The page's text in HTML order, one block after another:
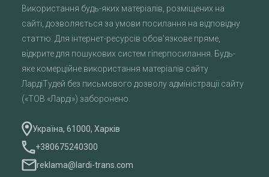
Використання будь-яких матеріалів, розміщених на
сайті, дозволяється за умови посилання на відповідну
статтю. Для інтернет-ресурсів обов'язкове пряме,
відкрите для пошукових систем гіперпосилання. Будь-
яке комерційне використання матеріалів сайту
ЛардіТудей без письмового дозволу адміністрації сайту
(«ТОВ «Ларді») заборонено.
Україна, 61000, Харків
+380675240300
reklama@lardi-trans.com